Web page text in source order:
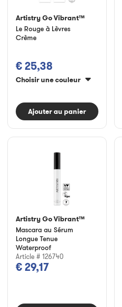
Artistry Go Vibrant™
Le Rouge à Lèvres
Crème
€ 25,38
Choisir une couleur
Ajouter au panier
Artistry Go Vibrant™
Mascara au Sérum
Longue Tenue
Waterproof
Article # 126740
€ 29,17